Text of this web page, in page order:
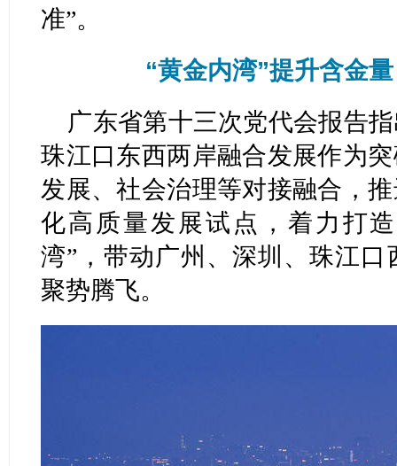
准”。
“黄金内湾”提升含金
广东省第十三次党代会报告
珠江口东西两岸融合发展作为
发展、社会治理等对接融合，
化高质量发展试点，着力打
湾”，带动广州、深圳、珠江
聚势腾飞。